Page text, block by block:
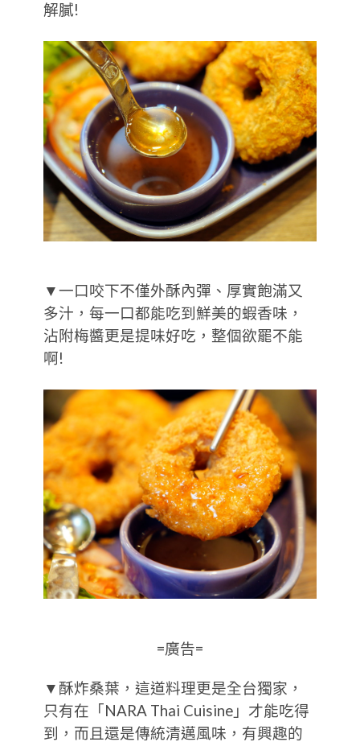
解膩!
▼一口咬下不僅外酥內彈、厚實飽滿又
多汁，每一口都能吃到鮮美的蝦香味，
沾附梅醬更是提味好吃，整個欲罷不能
啊!
=廣告=
▼酥炸桑葉，這道料理更是全台獨家，
只有在「NARA Thai Cuisine」才能吃得
到，而且還是傳統清邁風味，有興趣的